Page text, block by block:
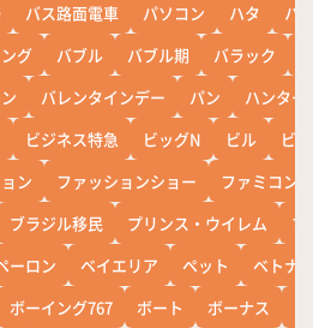
バス路面電車 パソコン ハタ
ハ
グ バブル バブル期 バラック
バレンタインデー パン
ハンター
ビジネス特急 ビッグN ビル
ビワ
ン ファッションショー
ファミコン
ブラジル移民 プリンス・ウイレム
ブ
ーロン ベイエリア ペット
ベトナ
ボーイング767 ボート ボーナス